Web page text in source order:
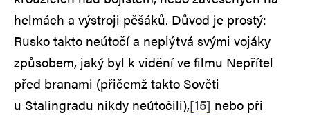
helmách a výstroji pěšáků. Důvod je prostý:
Rusko takto neútočí a neplýtvá svými vojáky
způsobem, jaký byl k vidění ve filmu Nepřítel
před branami (přičemž takto Sověti
u Stalingradu nikdy neútočili),[15] nebo při